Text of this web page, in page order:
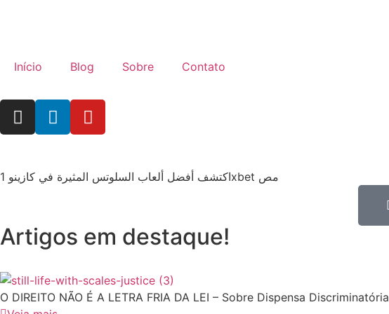
Início Blog Sobre Contato
اكتشف أفضل ألعاب السلوتس المثيرة في كازينو 1xbet مص
Artigos em destaque!
O DIREITO NÃO É A LETRA FRIA DA LEI – Sobre Dispensa Discriminatória